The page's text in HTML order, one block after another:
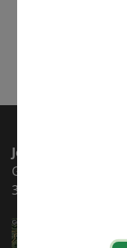
Jelinek Maschinen
Gewerbepark 1
3332 Rosenau/